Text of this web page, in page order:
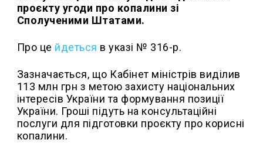
проєкту угоди про копалини зі
Сполученими Штатами.
Про це йдеться в указі № 316-р.
Зазначається, що Кабінет міністрів виділив
113 млн грн з метою захисту національних
інтересів України та формування позиції
України. Гроші підуть на консультаційні
послуги для підготовки проєкту про корисні
копалини.